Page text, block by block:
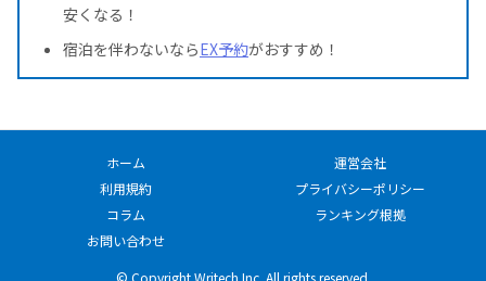
安くなる！
宿泊を伴わないならEX予約がおすすめ！
ホーム
運営会社
利用規約
プライバシーポリシー
コラム
ランキング根拠
お問い合わせ